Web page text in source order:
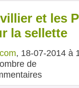
et les
la sellette
, 18-07-2014 à